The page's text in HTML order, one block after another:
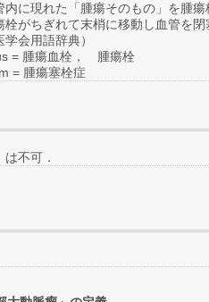
に現れた「腫瘍そのもの」を腫瘍
栓がちぎれて末梢に移動し血管を閉
会用語辞典）
= 腫瘍血栓， 腫瘍栓
= 腫瘍塞栓症
は不可．